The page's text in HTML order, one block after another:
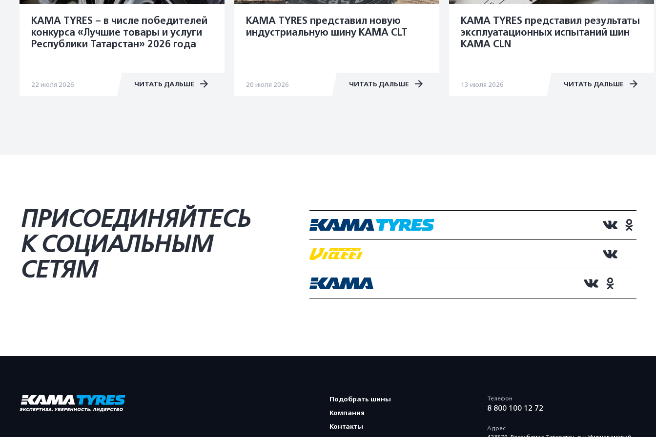
KAMA TYRES – в числе победителей
конкурса «Лучшие товары и услуги
Республики Татарстан» 2026 года
22 июля 2026 ЧИТАТЬ ДАЛЬШЕ
KAMA TYRES представил новую
индустриальную шину KAMA CLT
20 июля 2026 ЧИТАТЬ ДАЛЬШЕ
KAMA TYRES представил результаты
эксплуатационных испытаний шин
KAMA CLN
13 июля 2026 ЧИТАТЬ ДАЛЬШЕ
ПРИСОЕДИНЯЙТЕСЬ
К СОЦИАЛЬНЫМ
СЕТЯМ
Подобрать шины
Компания
Контакты
Телефон
8 800 100 12 72
Адрес